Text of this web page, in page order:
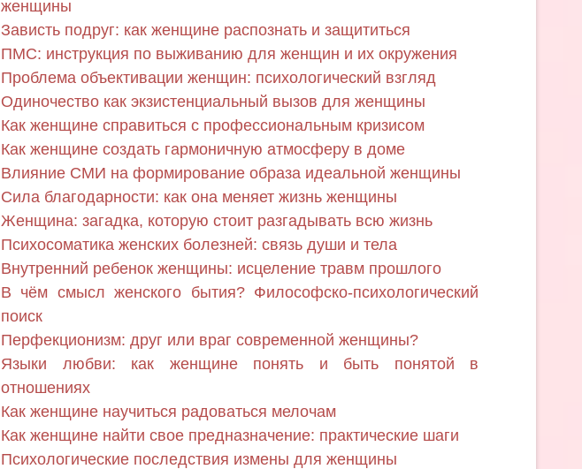
женщины
Зависть подруг: как женщине распознать и защититься
ПМС: инструкция по выживанию для женщин и их окружения
Проблема объективации женщин: психологический взгляд
Одиночество как экзистенциальный вызов для женщины
Как женщине справиться с профессиональным кризисом
Как женщине создать гармоничную атмосферу в доме
Влияние СМИ на формирование образа идеальной женщины
Сила благодарности: как она меняет жизнь женщины
Женщина: загадка, которую стоит разгадывать всю жизнь
Психосоматика женских болезней: связь души и тела
Внутренний ребенок женщины: исцеление травм прошлого
В чём смысл женского бытия? Философско-психологический
поиск
Перфекционизм: друг или враг современной женщины?
Языки любви: как женщине понять и быть понятой в
отношениях
Как женщине научиться радоваться мелочам
Как женщине найти свое предназначение: практические шаги
Психологические последствия измены для женщины